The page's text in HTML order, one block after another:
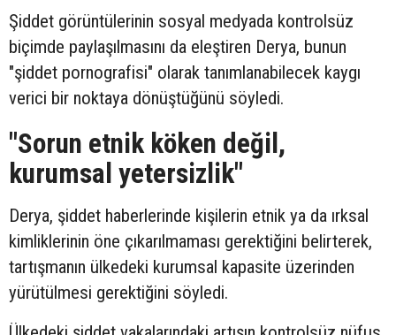
Şiddet görüntülerinin sosyal medyada kontrolsüz
biçimde paylaşılmasını da eleştiren Derya, bunun
"şiddet pornografisi" olarak tanımlanabilecek kaygı
verici bir noktaya dönüştüğünü söyledi.
"Sorun etnik köken değil,
kurumsal yetersizlik"
Derya, şiddet haberlerinde kişilerin etnik ya da ırksal
kimliklerinin öne çıkarılmaması gerektiğini belirterek,
tartışmanın ülkedeki kurumsal kapasite üzerinden
yürütülmesi gerektiğini söyledi.